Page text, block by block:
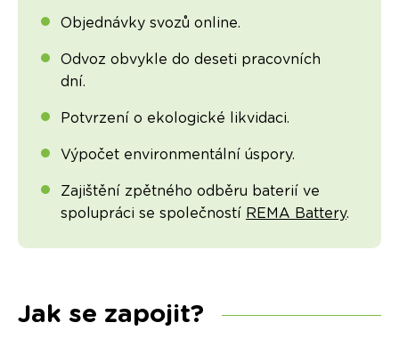
Objednávky svozů online.
Odvoz obvykle do deseti pracovních
dní.
Potvrzení o ekologické likvidaci.
Výpočet environmentální úspory.
Zajištění zpětného odběru baterií ve
spolupráci se společností REMA Battery.
Jak se zapojit?